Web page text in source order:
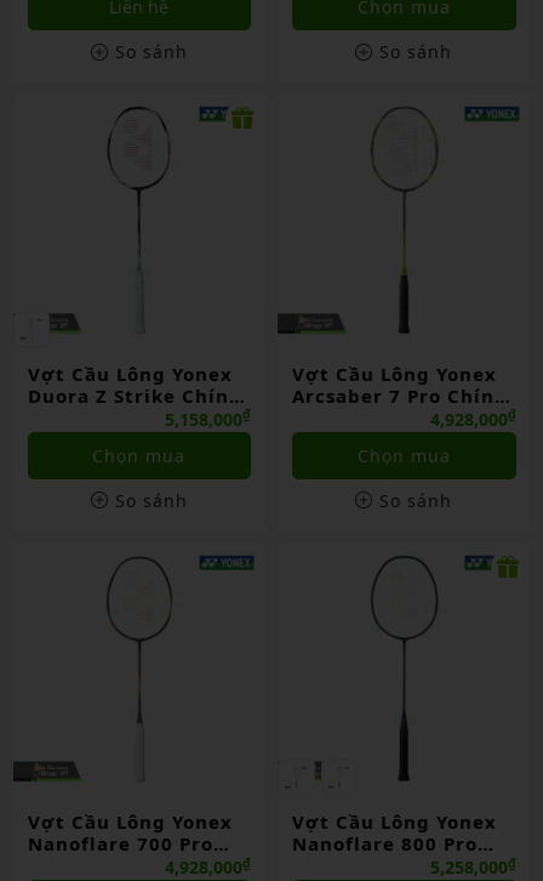
Liên hệ
So sánh
Chọn mua
So sánh
Vợt Cầu Lông Yonex
Duora Z Strike Chính
5,158,000₫
Chọn mua
So sánh
Vợt Cầu Lông Yonex
Arcsaber 7 Pro Chính
4,928,000₫
Chọn mua
So sánh
Vợt Cầu Lông Yonex
Nanoflare 700 Pro
4,928,000₫
Vợt Cầu Lông Yonex
Nanoflare 800 Pro
5,258,000₫